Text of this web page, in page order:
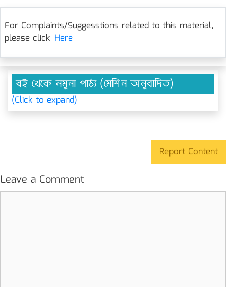
For Complaints/Suggesstions related to this material,
please click Here
বই থেকে নমুনা পাঠ্য (মেশিন অনুবাদিত)
(Click to expand)
Report Content
Leave a Comment